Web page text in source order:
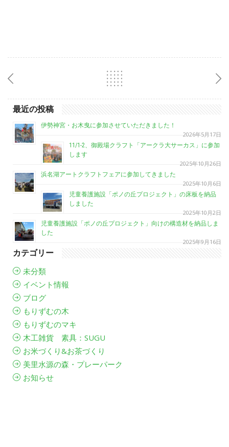
最近の投稿
伊勢神宮・お木曳に参加させていただきました！
2026年5月17日
11/1-2、御殿場クラフト「アークラ大サーカス」に参加
します
2025年10月26日
浜名湖アートクラフトフェアに参加してきました
2025年10月6日
児童養護施設「ポノの丘プロジェクト」の床板を納品
しました
2025年10月2日
児童養護施設「ポノの丘プロジェクト」向けの構造材を納品しま
した
2025年9月16日
カテゴリー
未分類
イベント情報
ブログ
もりずむの木
もりずむのマキ
木工雑貨 素具：SUGU
お米づくり&お茶づくり
美里水源の森・プレーパーク
お知らせ